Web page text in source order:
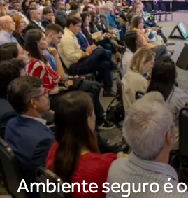
Ambiente seguro é